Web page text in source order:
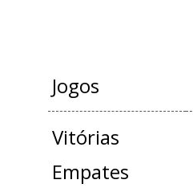
Jogos
Vitórias
Empates